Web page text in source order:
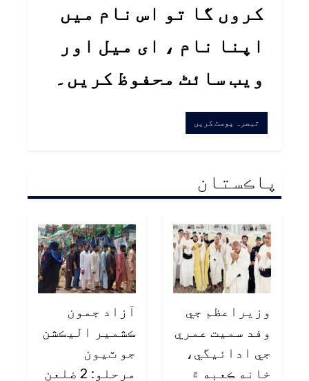
کروں گا تو اس نام میں
اپنا نام ، ای میل اور
ویب سائٹ محفوظ کریں۔
پاڪستان
وزيراعظم جي
وفد سميت عمري
جي ادائيگي،
خانه ڪعبه ۾
آزاد جمون
ڪشمير اليڪشن
جو ٽيون
مرحلو: 2 ضلعن